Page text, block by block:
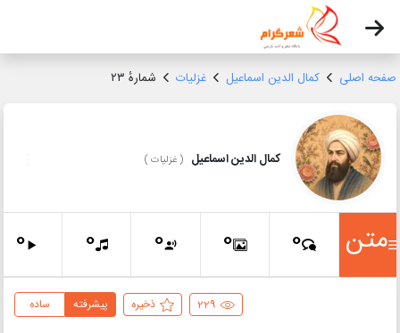
صفحه اصلی کمال الدین اسماعیل غزلیات شمارهٔ ۲۳
کمال الدین اسماعیل (غزلیات)
متن 0
0
0
0
0
229 ذخیره ساده پیشرفته